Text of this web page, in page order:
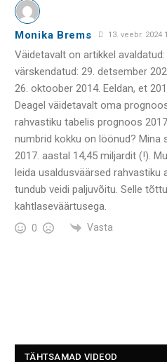
Monika Brems 13. veebr. 2024
Väidetavalt on artikkel a
värskendatud: 29. detsember
26. oktoober 2014. Eeldan, et
Deagel väidetavalt oma
rahvastiku tabelis prognoos
numbrid kokku on löönud? Mina
2017. aastal 14,45 miljardit (!).
leida usaldusväärsed rahvastiku
tundub veidi paljuvõitu. Selle
kahtlaseväärtusega.
0 Vasta
TÄHTSAMAD VIDEOD